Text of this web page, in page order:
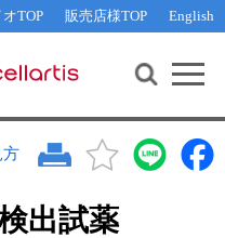
TOP 販売店様TOP English
検索
せ WEB会員登録
方
出試薬